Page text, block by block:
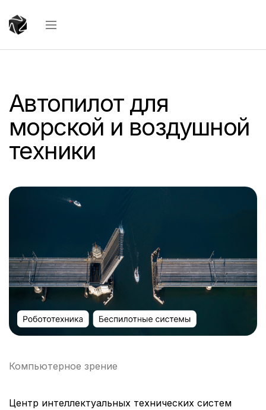
Автопилот для
морской и воздушной
техники
Компьютерное зрение
Центр интеллектуальных технических систем